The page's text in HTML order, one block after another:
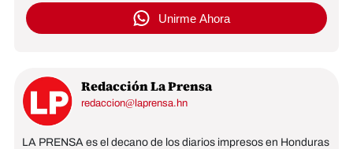
Unirme Ahora
Redacción La Prensa
redaccion@laprensa.hn
LA PRENSA es el decano de los diarios impresos en Honduras